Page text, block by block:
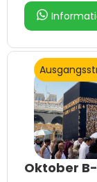
Oktober